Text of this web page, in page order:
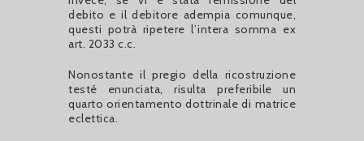
debito e il debitore adempia comunque,
questi potrà ripetere l’intera somma ex
art. 2033 c.c.
Nonostante il pregio della ricostruzione
testé enunciata, risulta preferibile un
quarto orientamento dottrinale di matrice
eclettica.